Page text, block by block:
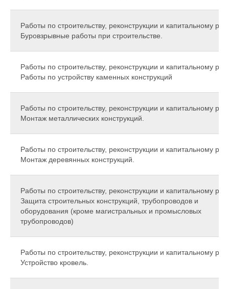
Работы по строительству, реконструкции и капитальному
Буровзрывные работы при строительстве.
Работы по строительству, реконструкции и капитальному
Работы по устройству каменных конструкций
Работы по строительству, реконструкции и капитальному
Монтаж металлических конструкций.
Работы по строительству, реконструкции и капитальному
Монтаж деревянных конструкций.
Работы по строительству, реконструкции и капитальному
Защита строительных конструкций, трубопроводов и
оборудования (кроме магистральных и промысловых
трубопроводов)
Работы по строительству, реконструкции и капитальному
Устройство кровель.